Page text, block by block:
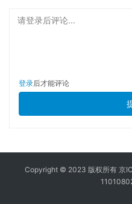
请登录后评论...
登录后才能评论
Copyright © 2023 版权所有 京